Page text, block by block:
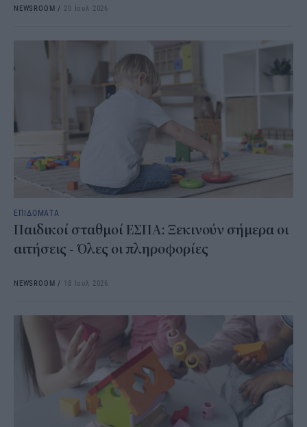
NEWSROOM / 20 Ιουλ 2026
ΕΠΙΔΟΜΑΤΑ
Παιδικοί σταθμοί ΕΣΠΑ: Ξεκινούν σήμερα οι
αιτήσεις - Όλες οι πληροφορίες
NEWSROOM / 18 Ιουλ 2026